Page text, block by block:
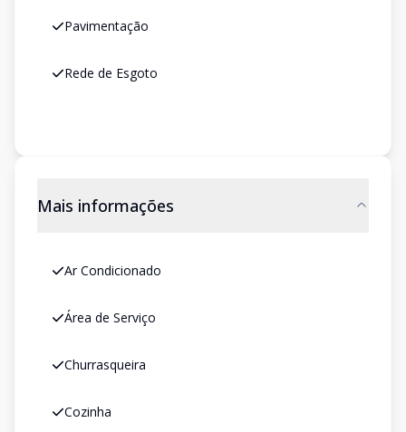
Pavimentação
Rede de Esgoto
Mais informações
Ar Condicionado
Área de Serviço
Churrasqueira
Cozinha